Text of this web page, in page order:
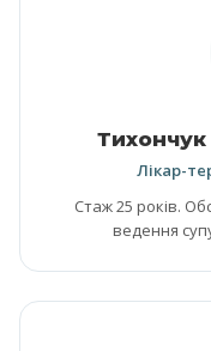
Лікар-
Стаж 25 років.
ведення